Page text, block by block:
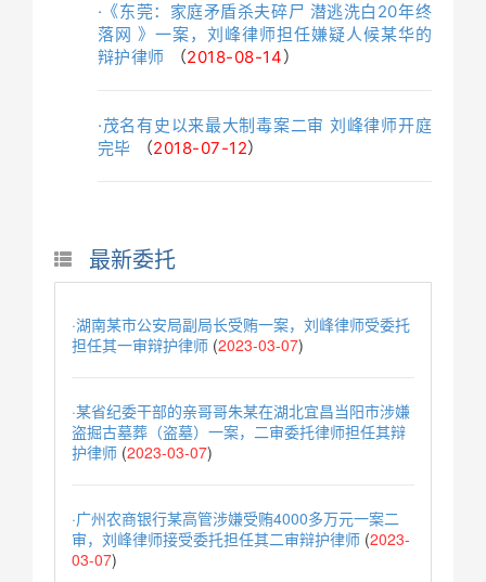
·《东莞：家庭矛盾杀夫碎尸 潜逃洗白20年终
落网 》一案，刘峰律师担任嫌疑人候某华的
辩护律师 （2018-08-14）
·茂名有史以来最大制毒案二审 刘峰律师开庭
完毕 （2018-07-12）
最新委托
·湖南某市公安局副局长受贿一案，刘峰律师受委托
担任其一审辩护律师(2023-03-07)
·某省纪委干部的亲哥哥朱某在湖北宜昌当阳市涉嫌
盗掘古墓葬（盗墓）一案，二审委托律师担任其辩
护律师(2023-03-07)
·广州农商银行某高管涉嫌受贿4000多万元一案二
审，刘峰律师接受委托担任其二审辩护律师(2023-
03-07)